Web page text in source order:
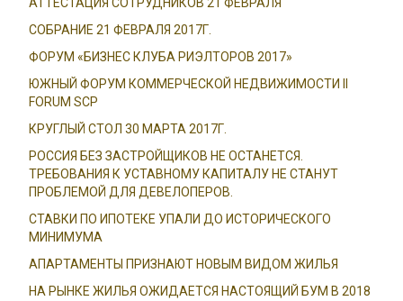
СОБРАНИЕ 21 ФЕВРАЛЯ 2017Г.
ФОРУМ «БИЗНЕС КЛУБА РИЭЛТОРОВ 2017»
ЮЖНЫЙ ФОРУМ КОММЕРЧЕСКОЙ НЕДВИЖИМОСТИ II
FORUM SCP
КРУГЛЫЙ СТОЛ 30 МАРТА 2017Г.
РОССИЯ БЕЗ ЗАСТРОЙЩИКОВ НЕ ОСТАНЕТСЯ.
ТРЕБОВАНИЯ К УСТАВНОМУ КАПИТАЛУ НЕ СТАНУТ
ПРОБЛЕМОЙ ДЛЯ ДЕВЕЛОПЕРОВ.
СТАВКИ ПО ИПОТЕКЕ УПАЛИ ДО ИСТОРИЧЕСКОГО
МИНИМУМА
АПАРТАМЕНТЫ ПРИЗНАЮТ НОВЫМ ВИДОМ ЖИЛЬЯ
НА РЫНКЕ ЖИЛЬЯ ОЖИДАЕТСЯ НАСТОЯЩИЙ БУМ В 2018